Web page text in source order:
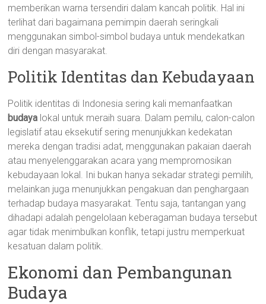
memberikan warna tersendiri dalam kancah politik. Hal ini
terlihat dari bagaimana pemimpin daerah seringkali
menggunakan simbol-simbol budaya untuk mendekatkan
diri dengan masyarakat.
Politik Identitas dan Kebudayaan
Politik identitas di Indonesia sering kali memanfaatkan
budaya lokal untuk meraih suara. Dalam pemilu, calon-calon
legislatif atau eksekutif sering menunjukkan kedekatan
mereka dengan tradisi adat, menggunakan pakaian daerah
atau menyelenggarakan acara yang mempromosikan
kebudayaan lokal. Ini bukan hanya sekadar strategi pemilih,
melainkan juga menunjukkan pengakuan dan penghargaan
terhadap budaya masyarakat. Tentu saja, tantangan yang
dihadapi adalah pengelolaan keberagaman budaya tersebut
agar tidak menimbulkan konflik, tetapi justru memperkuat
kesatuan dalam politik.
Ekonomi dan Pembangunan
Budaya